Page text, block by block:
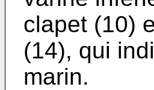
clapet (10)
(14), qui
marin.